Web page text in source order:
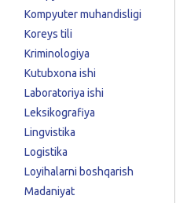
Kompyuter muhandisligi
Koreys tili
Kriminologiya
Kutubxona ishi
Laboratoriya ishi
Leksikografiya
Lingvistika
Logistika
Loyihalarni boshqarish
Madaniyat